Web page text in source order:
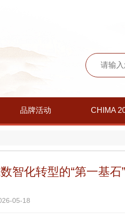
品牌活动 CHIMA
智化转型的“第一基石”
05-18